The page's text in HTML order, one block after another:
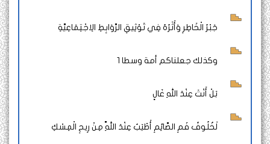
جَبْرُ الْخَاطِرِ وَأَثَرُهُ فِي تَوْثِيقِ الرَّوَابِطِ الِاجْتِمَاعِيَّةِ
وكذلك جعلناكم أمة وسطا 1
بَلْ أَنْتَ عِنْدَ اللهِ غَالٍ
لَخُلُوفُ فَمِ الصَّائِمِ أَطْيَبُ عِنْدَ اللَّهِ مِنْ رِيحِ الْمِسْكِ